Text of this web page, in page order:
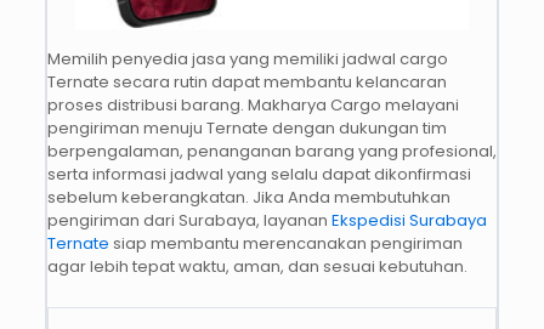
Memilih penyedia jasa yang memiliki jadwal cargo
Ternate secara rutin dapat membantu kelancaran
proses distribusi barang. Makharya Cargo melayani
pengiriman menuju Ternate dengan dukungan tim
berpengalaman, penanganan barang yang profesional,
serta informasi jadwal yang selalu dapat dikonfirmasi
sebelum keberangkatan. Jika Anda membutuhkan
pengiriman dari Surabaya, layanan Ekspedisi Surabaya
Ternate siap membantu merencanakan pengiriman
agar lebih tepat waktu, aman, dan sesuai kebutuhan.